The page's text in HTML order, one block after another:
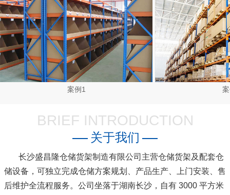
案例1
BRIEF INTRODUCTION
关于我们
长沙盛昌隆仓储货架制造有限公司主营仓储货架及配套仓
储设备，可独立完成仓储方案规划、产品生产、上门安装、售
后维护全流程服务。公司坐落于湖南长沙，自有 3000 平方米